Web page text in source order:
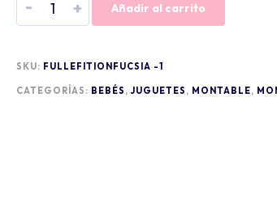
- + Añadir al carrito
SKU: FULLEFITIONFUCSIA -1
CATEGORÍAS: BEBÉS , JUGUETES , MONTABLE,